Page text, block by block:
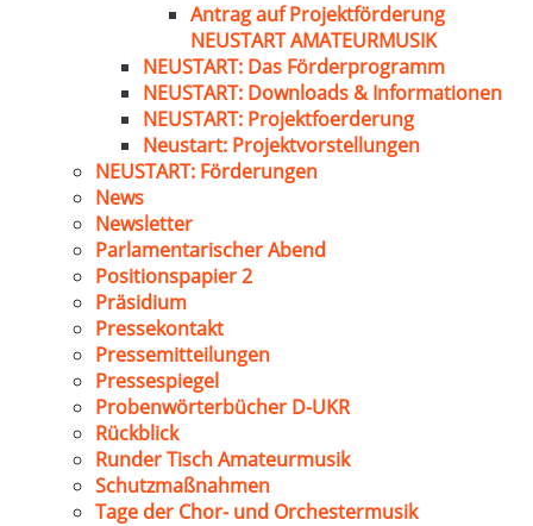
Antrag auf Projektförderung
NEUSTART AMATEURMUSIK
NEUSTART: Das Förderprogramm
NEUSTART: Downloads & Informationen
NEUSTART: Projektfoerderung
Neustart: Projektvorstellungen
NEUSTART: Förderungen
News
Newsletter
Parlamentarischer Abend
Positionspapier 2
Präsidium
Pressekontakt
Pressemitteilungen
Pressespiegel
Probenwörterbücher D-UKR
Rückblick
Runder Tisch Amateurmusik
Schutzmaßnahmen
Tage der Chor- und Orchestermusik